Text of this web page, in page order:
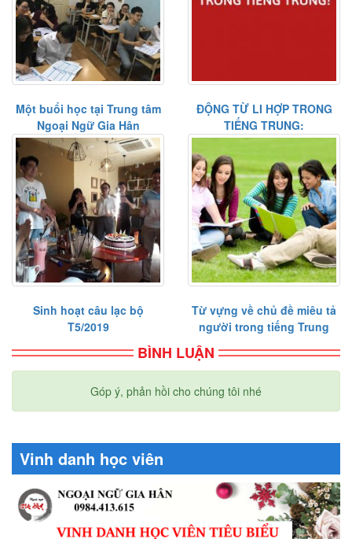
Một buổi học tại Trung tâm
Ngoại Ngữ Gia Hân
ĐỘNG TỪ LI HỢP TRONG
TIẾNG TRUNG:
Sinh hoạt câu lạc bộ
T5/2019
Từ vựng về chủ đề miêu tả
người trong tiếng Trung
BÌNH LUẬN
Góp ý, phản hồi cho chúng tôi nhé
Vinh danh học viên